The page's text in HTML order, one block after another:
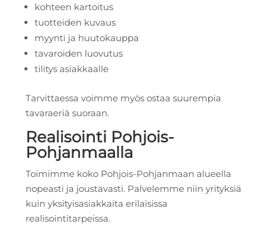
kohteen kartoitus
tuotteiden kuvaus
myynti ja huutokauppa
tavaroiden luovutus
tilitys asiakkaalle
Tarvittaessa voimme myös ostaa suurempia
tavaraeriä suoraan.
Realisointi Pohjois-
Pohjanmaalla
Toimimme koko Pohjois-Pohjanmaan alueella
nopeasti ja joustavasti. Palvelemme niin yrityksiä
kuin yksityisasiakkaita erilaisissa
realisointitarpeissa.